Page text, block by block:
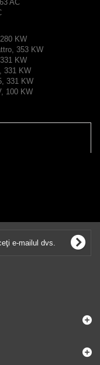
AC
KW
353 KW
KW
331 KW
331 KW
100 KW